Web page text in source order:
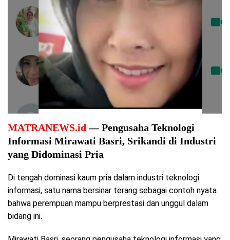
MATRANEWS.id — Pengusaha Teknologi
Informasi Mirawati Basri, Srikandi di Industri
yang Didominasi Pria
Di tengah dominasi kaum pria dalam industri teknologi
informasi, satu nama bersinar terang sebagai contoh nyata
bahwa perempuan mampu berprestasi dan unggul dalam
bidang ini.